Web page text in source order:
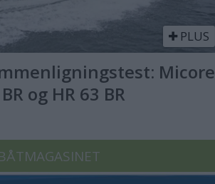
PLUS
Micore
og HR 63 BR